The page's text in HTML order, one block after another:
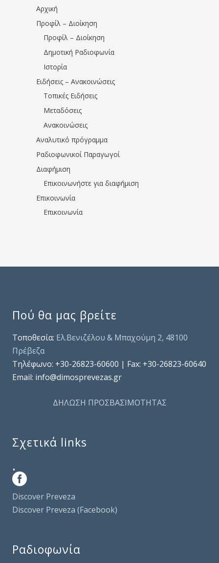
Αρχική
Προφίλ – Διοίκηση
Προφίλ – Διοίκηση
Δημοτική Ραδιοφωνία
Ιστορία
Ειδήσεις – Ανακοινώσεις
Τοπικές Ειδήσεις
Μεταδόσεις
Ανακοινώσεις
Αναλυτικό πρόγραμμα
Ραδιοφωνικοί Παραγωγοί
Διαφήμιση
Επικοινωνήστε για διαφήμιση
Επικοινωνία
Επικοινωνία
Πού θα μας βρείτε
Τοποθεσία: Ελ.Βενιζέλου & Μπαχούμη 2, 48100
Πρέβεζα
Τηλέφωνo: +30-26823-60600 | Fax: +30-26823-60640
Email: info@dimosprevezas.gr
ΔΗΛΩΣΗ ΠΡΟΣΒΑΣΙΜΟΤΗΤΑΣ
Σχετικά links
.
Discover Preveza
Discover Preveza (Facebook)
Ραδιοφωνία